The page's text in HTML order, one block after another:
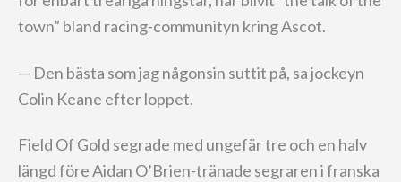
town” bland racing-communityn kring Ascot.
— Den bästa som jag någonsin suttit på, sa jockeyn
Colin Keane efter loppet.
Field Of Gold segrade med ungefär tre och en halv
längd före Aidan O’Brien-tränade segraren i franska